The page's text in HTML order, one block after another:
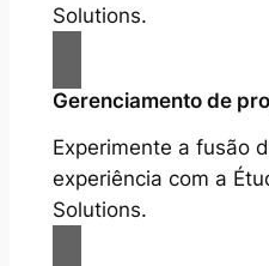
Solutions.
Gerenciamento de
Experimente a fusão
experiência com a
Solutions.